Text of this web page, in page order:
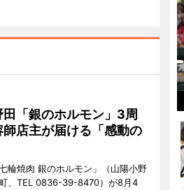
田「銀のホルモン」3周
店主が届ける「感動の
輪焼肉 銀のホルモン」（山陽小野
、TEL 0836-39-8470）が8月4